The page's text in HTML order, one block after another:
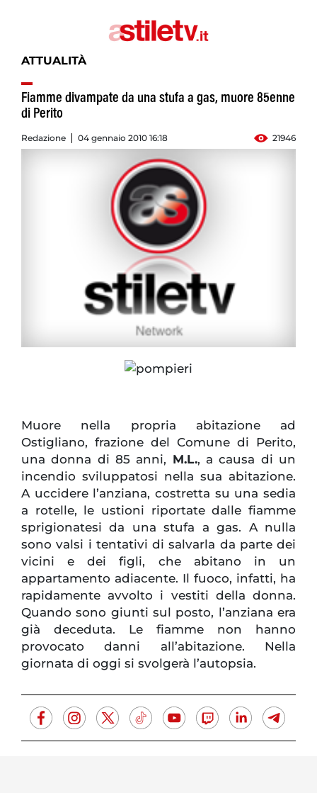
ATTUALITÀ
Fiamme divampate da una stufa a gas, muore 85enne
di Perito
Redazione 04 gennaio 2010 16:18 21946
Muore nella propria abitazione ad
Ostigliano, frazione del Comune di Perito,
una donna di 85 anni, M.L., a causa di un
incendio sviluppatosi nella sua abitazione.
A uccidere l’anziana, costretta su una sedia
a rotelle, le ustioni riportate dalle fiamme
sprigionatesi da una stufa a gas. A nulla
sono valsi i tentativi di salvarla da parte dei
vicini e dei figli, che abitano in un
appartamento adiacente. Il fuoco, infatti, ha
rapidamente avvolto i vestiti della donna.
Quando sono giunti sul posto, l’anziana era
già deceduta. Le fiamme non hanno
provocato danni all’abitazione. Nella
giornata di oggi si svolgerà l’autopsia.